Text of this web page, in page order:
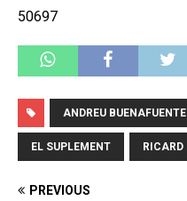
50697
ANDREU BUENAFUENTE
EL SUPLEMENT RICARD
PREVIOUS